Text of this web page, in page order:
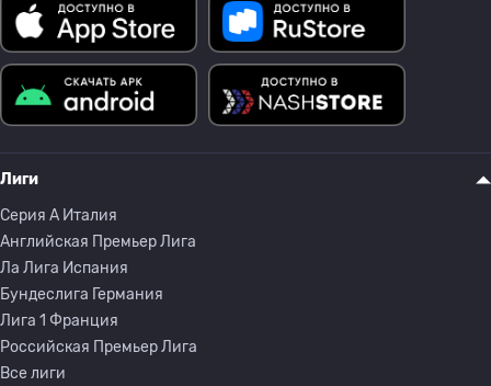
Лиги
Серия A Италия
Английская Премьер Лига
Ла Лига Испания
Бундеслига Германия
Лига 1 Франция
Российская Премьер Лига
Все лиги